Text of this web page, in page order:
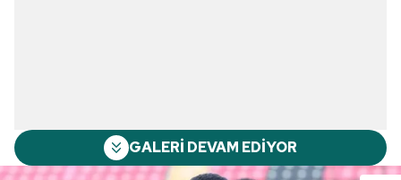
GALERİ DEVAM EDİYOR